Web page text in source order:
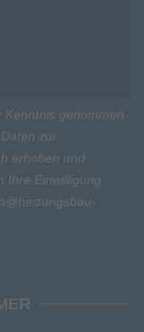
Kenntnis genommen.
zur
erhoben und
Ihre Einwilligung